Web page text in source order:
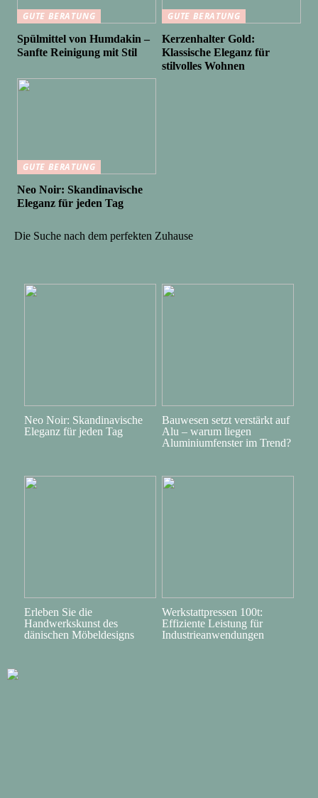
GUTE BERATUNG
Spülmittel von Humdakin –
Sanfte Reinigung mit Stil
GUTE BERATUNG
Kerzenhalter Gold:
Klassische Eleganz für
stilvolles Wohnen
GUTE BERATUNG
Neo Noir: Skandinavische
Eleganz für jeden Tag
Die Suche nach dem perfekten Zuhause
Neo Noir: Skandinavische
Eleganz für jeden Tag
Bauwesen setzt verstärkt auf
Alu – warum liegen
Aluminiumfenster im Trend?
Erleben Sie die
Handwerkskunst des
dänischen Möbeldesigns
Werkstattpressen 100t:
Effiziente Leistung für
Industrieanwendungen